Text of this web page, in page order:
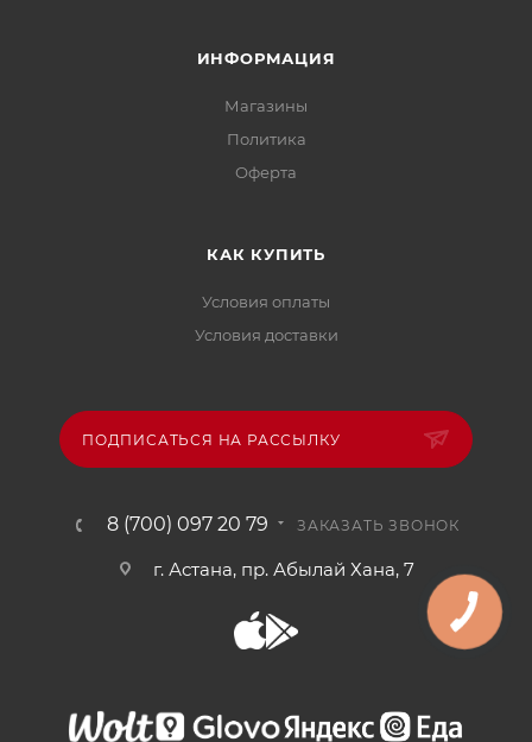
ИНФОРМАЦИЯ
Магазины
Политика
Офертa
КАК КУПИТЬ
Условия оплаты
Условия доставки
ПОДПИСАТЬСЯ НА РАССЫЛКУ
8 (700) 097 20 79 ЗАКАЗАТЬ ЗВОНОК
г. Астана, пр. Абылай Хана, 7